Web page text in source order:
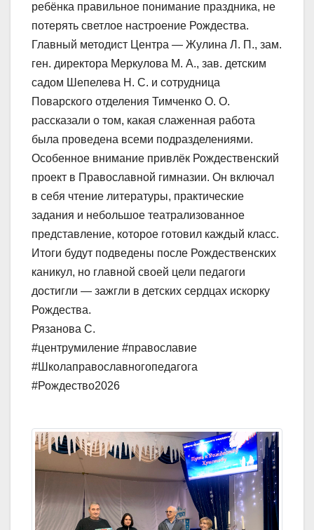
ребёнка правильное понимание праздника, не
потерять светлое настроение Рождества.
Главный методист Центра — Жулина Л. П., зам.
ген. директора Меркулова М. А., зав. детским
садом Шепелева Н. С. и сотрудница
Поварского отделения Тимченко О. О.
рассказали о том, какая слаженная работа
была проведена всеми подразделениями.
Особенное внимание привлёк Рождественский
проект в Православной гимназии. Он включал
в себя чтение литературы, практические
задания и небольшое театрализованное
представление, которое готовил каждый класс.
Итоги будут подведены после Рождественских
каникул, но главной своей цели педагоги
достигли — зажгли в детских сердцах искорку
Рождества.
Рязанова С.
#центрумиление #православие
#Школаправославногопедагога
#Рождество2026